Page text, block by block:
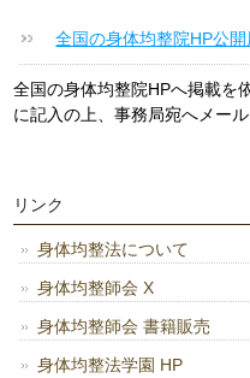
全国の身体均整院HP公開
全国の身体均整院HPへ掲載を
に記入の上、事務局宛へメール
リンク
身体均整法について
身体均整師会 X
身体均整師会 書籍販売
身体均整法学園 HP